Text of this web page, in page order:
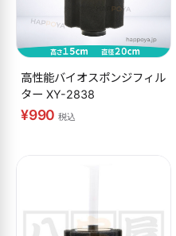
高性能バイオスポンジフィル
ター XY-2838
¥990税込